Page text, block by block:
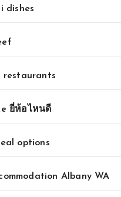
dishes
restaurants
ยี่ห้อไหนดี
options
Albany WA